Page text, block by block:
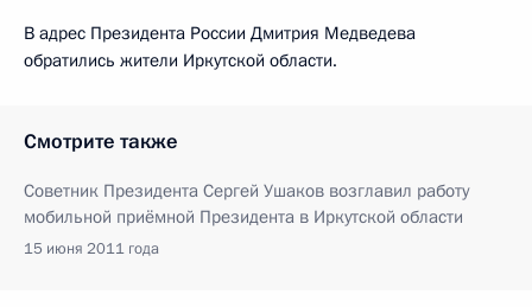
В адрес Президента России Дмитрия Медведева
обратились жители Иркутской области.
Смотрите также
Советник Президента Сергей Ушаков возглавил работу
мобильной приёмной Президента в Иркутской области
15 июня 2011 года